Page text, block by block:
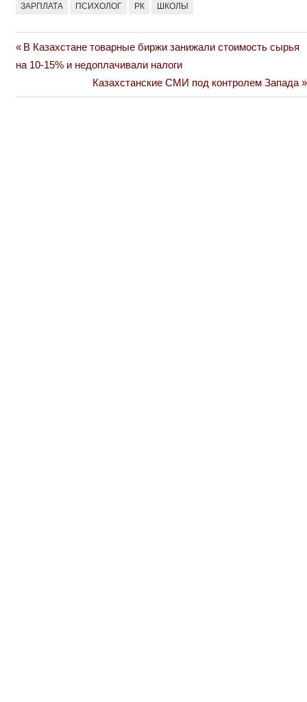
ЗАРПЛАТА ПСИХОЛОГ РК ШКОЛЫ
Навигация
Previous
Post:
В Казахстане товарные биржи занижали стоимость сырья
на 10-15% и недоплачивали налоги
Next
Post:
Казахстанские СМИ под контролем Запада